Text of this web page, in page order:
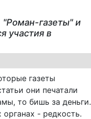
газеты" и
участия в
газеты
они печатали
то бишь за деньги.
- редкость.